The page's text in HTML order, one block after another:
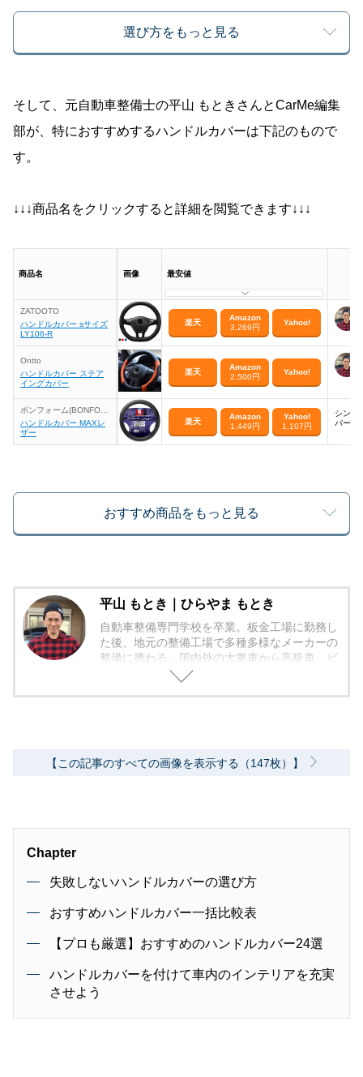
選び方をもっと見る
そして、元自動車整備士の平山 もときさんとCarMe編集
部が、特におすすめするハンドルカバーは下記のもので
す。
↓↓↓商品名をクリックすると詳細を閲覧できます↓↓↓
商品名 画像 最安値
ZATOOTO
ハンドルカバー sサイズ
LY106-R
楽天
Amazon
3,269円
Yahoo!
Ontto
ハンドルカバー ステア
イングカバー
楽天
Amazon
2,500円
Yahoo!
ボンフォーム(BONFOR
M)
ハンドルカバー MAXレ
ザー
楽天
Amazon
1,449円
Yahoo!
1,107円
シンプ
バー
おすすめ商品をもっと見る
平山 もとき｜ひらやま もとき
自動車整備専門学校を卒業。板金工場に勤務し
た後、地元の整備工場で多種多様なメーカーの
整備に携わる。国内外の大衆車から高級車、ビ
ンテージカーなど、多様な車を整備したマルチ
【資格】国家２級ガソリンエンジン整備士・整
【この記事のすべての画像を表示する（147枚）】
Chapter
失敗しないハンドルカバーの選び方
おすすめハンドルカバー一括比較表
【プロも厳選】おすすめのハンドルカバー24選
ハンドルカバーを付けて車内のインテリアを充実
させよう